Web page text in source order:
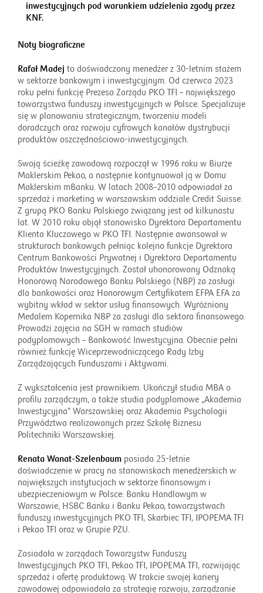
inwestycyjnych pod warunkiem udzielenia zgody przez
KNF.
Noty biograficzne
Rafał Madej to doświadczony menedżer z 30-letnim stażem
w sektorze bankowym i inwestycyjnym. Od czerwca 2023
roku pełni funkcję Prezesa Zarządu PKO TFI – największego
towarzystwa funduszy inwestycyjnych w Polsce. Specjalizuje
się w planowaniu strategicznym, tworzeniu modeli
doradczych oraz rozwoju cyfrowych kanałów dystrybucji
produktów oszczędnościowo-inwestycyjnych.
Swoją ścieżkę zawodową rozpoczął w 1996 roku w Biurze
Maklerskim Pekao, a następnie kontynuował ją w Domu
Maklerskim mBanku. W latach 2008–2010 odpowiadał za
sprzedaż i marketing w warszawskim oddziale Credit Suisse.
Z grupą PKO Banku Polskiego związany jest od kilkunastu
lat. W 2010 roku objął stanowisko Dyrektora Departamentu
Klienta Kluczowego w PKO TFI. Następnie awansował w
strukturach bankowych pełniąc kolejno funkcje Dyrektora
Centrum Bankowości Prywatnej i Dyrektora Departamentu
Produktów Inwestycyjnych. Został uhonorowany Odznaką
Honorową Narodowego Banku Polskiego (NBP) za zasługi
dla bankowości oraz Honorowym Certyfikatem EFPA EFA za
wybitny wkład w sektor usług finansowych. Wyróżniony
Medalem Kopernika NBP za zasługi dla sektora finansowego.
Prowadzi zajęcia na SGH w ramach studiów
podyplomowych – Bankowość Inwestycyjna. Obecnie pełni
również funkcję Wiceprzewodniczącego Rady Izby
Zarządzających Funduszami i Aktywami.
Z wykształcenia jest prawnikiem. Ukończył studia MBA o
profilu zarządczym, a także studia podyplomowe „Akademia
Inwestycyjna” Warszawskiej oraz Akademia Psychologii
Przywództwa realizowanych przez Szkołę Biznesu
Politechniki Warszawskiej.
Renata Wanat-Szelenbaum posiada 25-letnie
doświadczenie w pracy na stanowiskach menedżerskich w
największych instytucjach w sektorze finansowym i
ubezpieczeniowym w Polsce: Banku Handlowym w
Warszawie, HSBC Banku i Banku Pekao, towarzystwach
funduszy inwestycyjnych PKO TFI, Skarbiec TFI, IPOPEMA TFI
i Pekao TFI oraz w Grupie PZU.
Zasiadała w zarządach Towarzystw Funduszy
Inwestycyjnych PKO TFI, Pekao TFI, IPOPEMA TFI, rozwijając
sprzedaż i ofertę produktową. W trakcie swojej kariery
zawodowej odpowiadała za strategię rozwoju, zarządzanie